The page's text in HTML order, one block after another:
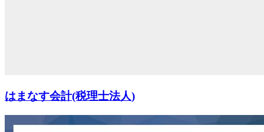
はまなす会計(税理士法人)